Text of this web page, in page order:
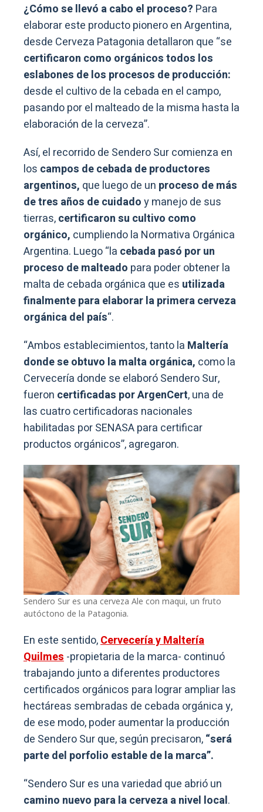
¿Cómo se llevó a cabo el proceso? Para
elaborar este producto pionero en Argentina,
desde Cerveza Patagonia detallaron que “se
certificaron como orgánicos todos los
eslabones de los procesos de producción:
desde el cultivo de la cebada en el campo,
pasando por el malteado de la misma hasta la
elaboración de la cerveza”.
Así, el recorrido de Sendero Sur comienza en
los campos de cebada de productores
argentinos, que luego de un proceso de más
de tres años de cuidadoy manejo de sus
tierras,certificaron su cultivo como
orgánico, cumpliendo la Normativa Orgánica
Argentina. Luego “la cebada pasó por un
proceso de malteado para poder obtener la
malta de cebada orgánica que es utilizada
finalmente para elaborar la primera cerveza
orgánica del país“.
“Ambos establecimientos, tanto la Maltería
donde se obtuvo la malta orgánica, como la
Cervecería donde se elaboró Sendero Sur,
fueron certificadas por ArgenCert, una de
las cuatro certificadoras nacionales
habilitadas por SENASA para certificar
productos orgánicos”, agregaron.
Sendero Sur es una cerveza Ale con maqui, un fruto
autóctono de la Patagonia.
En este sentido,Cervecería y Maltería
Quilmes-propietaria de la marca- continuó
trabajando junto a diferentes productores
certificados orgánicos para lograr ampliar las
hectáreas sembradas de cebada orgánica y,
de ese modo, poder aumentar la producción
de Sendero Sur que, según precisaron,“será
parte del porfolio estable de la marca”.
“Sendero Sur es una variedad que abrió un
camino nuevo para la cerveza a nivel local.